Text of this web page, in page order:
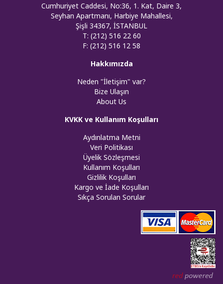
Cumhuriyet Caddesi, No:36, 1. Kat, Daire 3,
Seyhan Apartmanı, Harbiye Mahallesi,
Şişli 34367, İSTANBUL
T: (212) 516 22 60
F: (212) 516 12 58
Hakkımızda
Neden "İletişim" var?
Bize Ulaşın
About Us
KVKK ve Kullanım Koşulları
Aydınlatma Metni
Veri Politikası
Üyelik Sözleşmesi
Kullanım Koşulları
Gizlilik Koşulları
Kargo ve İade Koşulları
Sıkça Sorulan Sorular
Web